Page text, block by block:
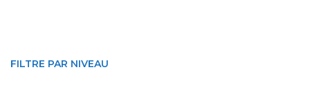
FILTRE PAR NIVEAU